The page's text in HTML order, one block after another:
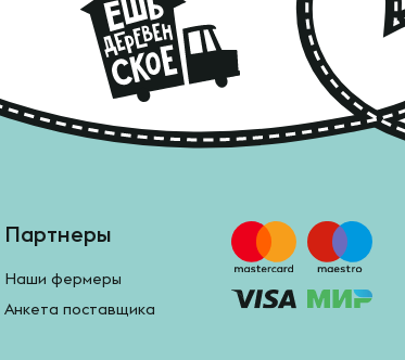
Партнеры
Наши фермеры
Анкета поставщика